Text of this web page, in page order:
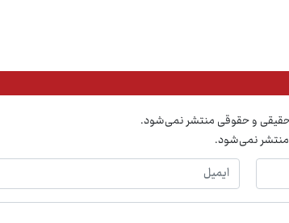
حقیقی و حقوقی منتشر نمی‌شود.
منتشر نمی‌شود.